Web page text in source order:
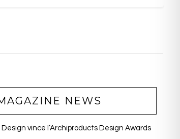
NEWS
Design vince l’Archiproducts Design Awards